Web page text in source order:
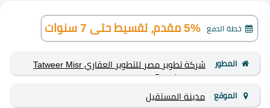
خطة الدفع 5% مقدم، تقسيط حتى 7 سنوات
المطور
شركة تطوير مصر للتطوير العقاري Tatweer Misr
Development
الموقع مدينة المستقبل